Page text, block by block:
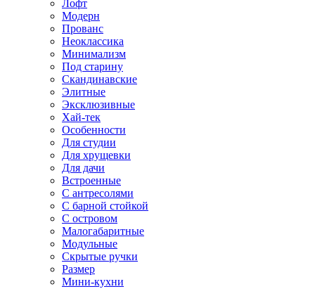
Лофт
Модерн
Прованс
Неоклассика
Минимализм
Под старину
Скандинавские
Элитные
Эксклюзивные
Хай-тек
Особенности
Для студии
Для хрущевки
Для дачи
Встроенные
С антресолями
С барной стойкой
С островом
Малогабаритные
Модульные
Скрытые ручки
Размер
Мини-кухни